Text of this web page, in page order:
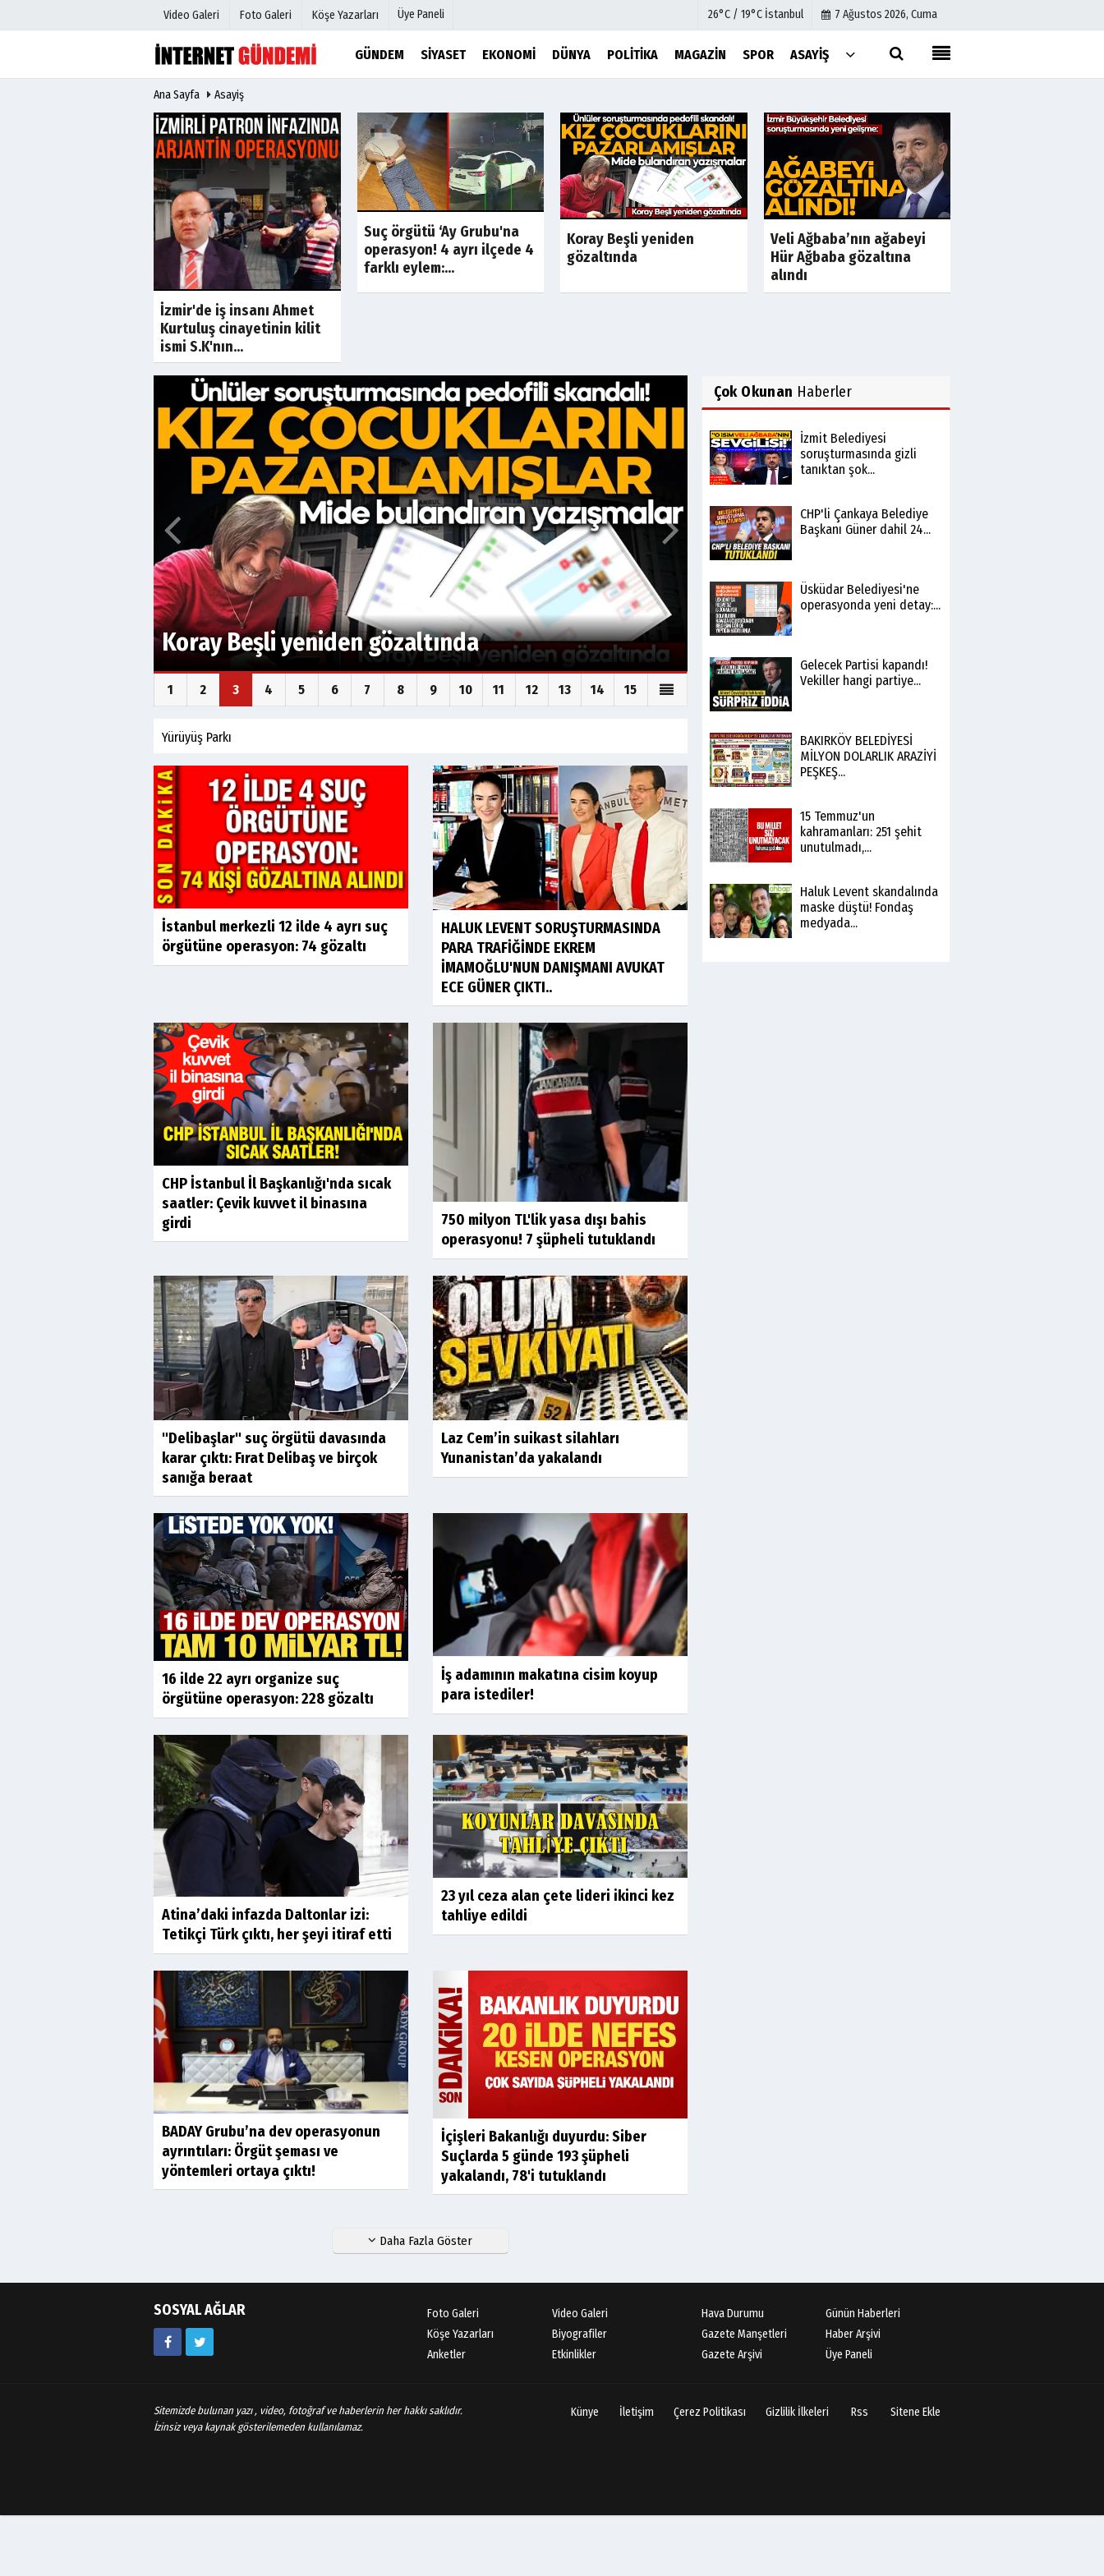
Video Galeri Foto Galeri Köşe Yazarları Üye Paneli 26°C / 19°C İstanbul 7 Ağustos 2026, Cuma
GÜNDEM SIYASET EKONOMI DÜNYA POLITIKA MAGAZIN SPOR ASAYIŞ
Gazete Manşetleri
Anketler
Biyografiler
Video Galeri
Foto Galeri
Etkinlikler
İletişim
Çerez Politikası
Gizlilik İlkeleri
Ana Sayfa Asayiş
İzmir'de iş insanı Ahmet
Kurtuluş cinayetinin kilit
ismi S.K'nın...
Suç örgütü ‘Ay Grubu'na
operasyon! 4 ayrı ilçede 4
farklı eylem:...
Koray Beşli yeniden
gözaltında
Veli Ağbaba’nın ağabeyi
Hür Ağbaba gözaltına
alındı
Veli Ağbaba’nın ağabeyi Hür Ağbaba gözaltına
alındı
1 2 3 4 5 6 7 8 9 10 11 12 13 14 15
Yürüyüş Parkı
İstanbul merkezli 12 ilde 4 ayrı suç
örgütüne operasyon: 74 gözaltı
HALUK LEVENT SORUŞTURMASINDA
PARA TRAFİĞİNDE EKREM
İMAMOĞLU'NUN DANIŞMANI AVUKAT
ECE GÜNER ÇIKTI..
CHP İstanbul İl Başkanlığı'nda sıcak
saatler: Çevik kuvvet il binasına
girdi
750 milyon TL'lik yasa dışı bahis
operasyonu! 7 şüpheli tutuklandı
"Delibaşlar" suç örgütü davasında
karar çıktı: Fırat Delibaş ve birçok
sanığa beraat
Laz Cem’in suikast silahları
Yunanistan’da yakalandı
16 ilde 22 ayrı organize suç
örgütüne operasyon: 228 gözaltı
İş adamının makatına cisim koyup
para istediler!
Atina’daki infazda Daltonlar izi:
Tetikçi Türk çıktı, her şeyi itiraf etti
23 yıl ceza alan çete lideri ikinci kez
tahliye edildi
BADAY Grubu’na dev operasyonun
ayrıntıları: Örgüt şeması ve
yöntemleri ortaya çıktı!
İçişleri Bakanlığı duyurdu: Siber
Suçlarda 5 günde 193 şüpheli
yakalandı, 78'i tutuklandı
Daha Fazla Göster
Çok Okunan Haberler
İzmit Belediyesi
soruşturmasında gizli
tanıktan şok...
CHP'li Çankaya Belediye
Başkanı Güner dahil 24...
Üsküdar Belediyesi'ne
operasyonda yeni detay:...
Gelecek Partisi kapandı!
Vekiller hangi partiye...
BAKIRKÖY BELEDİYESİ
MİLYON DOLARLIK ARAZİYİ
PEŞKEŞ...
15 Temmuz'un
kahramanları: 251 şehit
unutulmadı,...
Haluk Levent skandalında
maske düştü! Fondaş
medyada...
SOSYAL AĞLAR Foto Galeri
Video Galeri
Köşe Yazarları
Biyografiler
Anketler
Etkinlikler
Hava Durumu
Günün Haberleri
Gazete Manşetleri
Haber Arşivi
Gazete Arşivi
Üye Paneli
Sitemizde bulunan yazı , video, fotoğraf ve haberlerin her hakkı saklıdır.
İzinsiz veya kaynak gösterilemeden kullanılamaz.
Künye İletişim Çerez Politikası Gizlilik İlkeleri Rss Sitene Ekle